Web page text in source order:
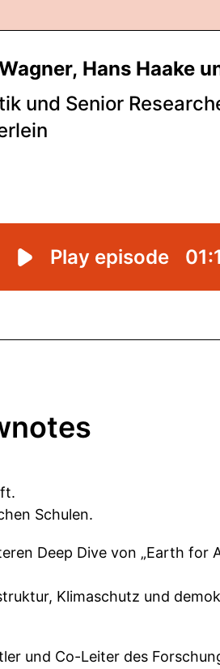
Schulen.
Deep Dive von „Earth for
Klimaschutz und
und Co-Leiter des